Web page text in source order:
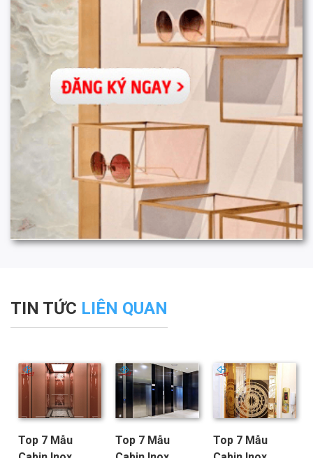
TIN TỨC LIÊN QUAN
Top 7 Mẫu
Top 7 Mẫu
Top 7 Mẫu